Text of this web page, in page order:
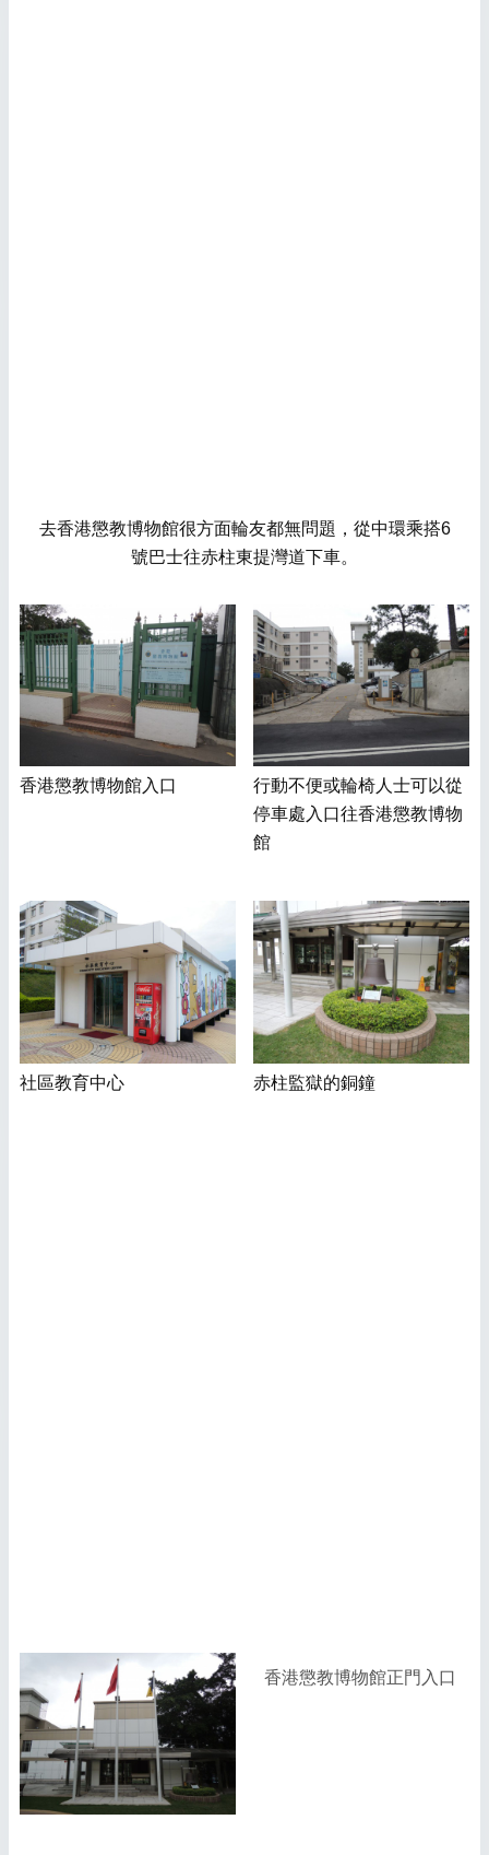
去香港懲教博物館很方面輪友都無問題，從中環乘搭6
號巴士往赤柱東提灣道下車。
香港懲教博物館入口
行動不便或輪椅人士可以從
停車處入口往香港懲教博物
館
社區教育中心 赤柱監獄的銅鐘
香港懲教博物館正門入口